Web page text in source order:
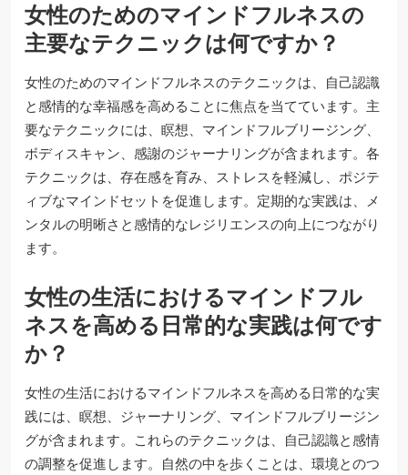
女性のためのマインドフルネスの
主要なテクニックは何ですか？
女性のためのマインドフルネスのテクニックは、自己認識
と感情的な幸福感を高めることに焦点を当てています。主
要なテクニックには、瞑想、マインドフルブリージング、
ボディスキャン、感謝のジャーナリングが含まれます。各
テクニックは、存在感を育み、ストレスを軽減し、ポジテ
ィブなマインドセットを促進します。定期的な実践は、メ
ンタルの明晰さと感情的なレジリエンスの向上につながり
ます。
女性の生活におけるマインドフル
ネスを高める日常的な実践は何です
か？
女性の生活におけるマインドフルネスを高める日常的な実
践には、瞑想、ジャーナリング、マインドフルブリージン
グが含まれます。これらのテクニックは、自己認識と感情
の調整を促進します。自然の中を歩くことは、環境とのつ